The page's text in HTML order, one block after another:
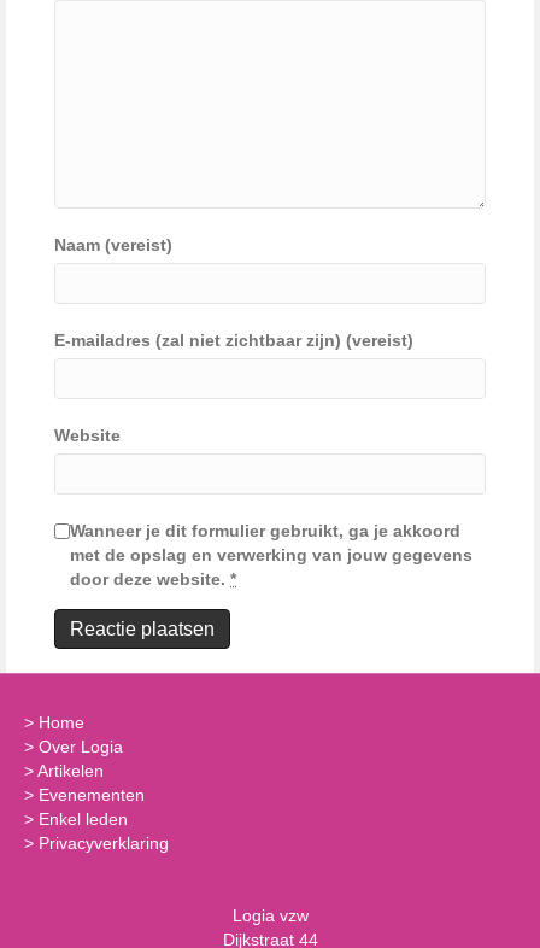
Naam (vereist)
E-mailadres (zal niet zichtbaar zijn) (vereist)
Website
Wanneer je dit formulier gebruikt, ga je akkoord
met de opslag en verwerking van jouw gegevens
door deze website. *
> Home
> Over Logia
>Artikelen
> Evenementen
> Enkel leden
> Privacyverklaring
Logia vzw
Dijkstraat 44